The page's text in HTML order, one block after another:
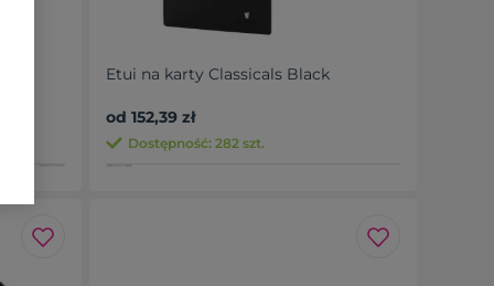
Etui na karty Classicals Black
od 152,39 zł
Dostępność: 282 szt.